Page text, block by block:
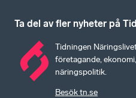
Ta del av fler nyheter på
Tidningen
företagande,
näringspolitik.
Besök tn.se